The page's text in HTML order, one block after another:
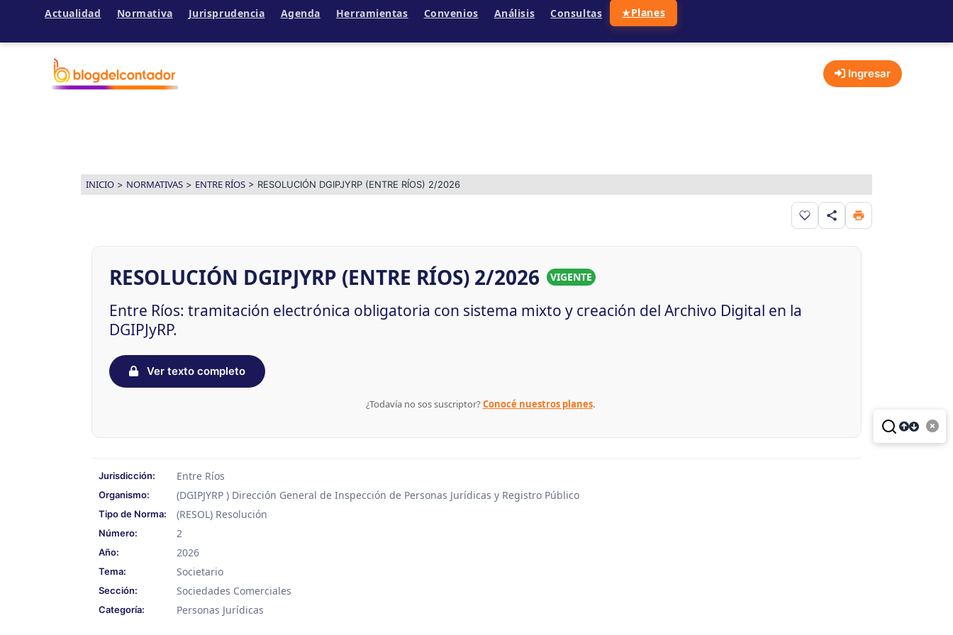
Actualidad Normativa Jurisprudencia Agenda Herramientas Convenios Análisis Consultas ★Planes
Ingresar
INICIO > NORMATIVAS > ENTRE RÍOS > RESOLUCIÓN DGIPJYRP (ENTRE RÍOS) 2/2026
Guardar en favoritos
RESOLUCIÓN DGIPJYRP (ENTRE RÍOS) 2/2026 VIGENTE
Entre Ríos: tramitación electrónica obligatoria con sistema mixto y creación del Archivo Digital en la
DGIPJyRP.
Ver texto completo
¿Todavía no sos suscriptor?Conocé nuestros planes.
Jurisdicción: Entre Ríos
Organismo: (DGIPJYRP ) Dirección General de Inspección de Personas Jurídicas y Registro Público
Tipo de Norma: (RESOL) Resolución
Número: 2
Año: 2026
Tema: Societario
Sección: Sociedades Comerciales
Categoría: Personas Jurídicas